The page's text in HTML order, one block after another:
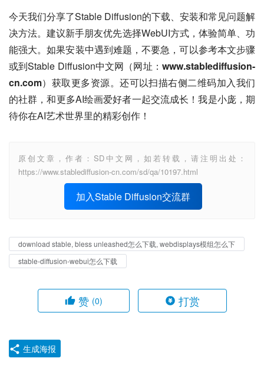
今天我们分享了Stable Diffusion的下载、安装和常见问题解
决方法。建议新手朋友优先选择WebUI方式，体验简单、功
能强大。如果安装中遇到难题，不要急，可以参考本文步骤
或到Stable Diffusion中文网（网址： www.stablediffusion-
cn.com）获取更多资源。还可以扫描右侧二维码加入我们
的社群，和更多AI绘画爱好者一起交流成长！我是小庞，期
待你在AI艺术世界里的精彩创作！
原创文章，作者：SD中文网，如若转载，请注明出处：
https://www.stablediffusion-cn.com/sd/qa/10197.html
加入Stable Diffusion交流群
download stable, bless unleashed怎么下载, webdisplays模组怎么下
stable-diffusion-webui怎么下载
赞 (0) 打赏
生成海报